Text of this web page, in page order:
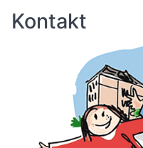
Kontakt